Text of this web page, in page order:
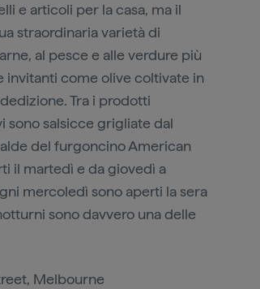
e articoli per la casa, ma il
straordinaria varietà di
al pesce e alle verdure più
invitanti come olive coltivate in
Tra i prodotti
sono salsicce grigliate dal
del furgoncino American
il martedì e da giovedì a
mercoledì sono aperti la sera
sono davvero una delle
Melbourne